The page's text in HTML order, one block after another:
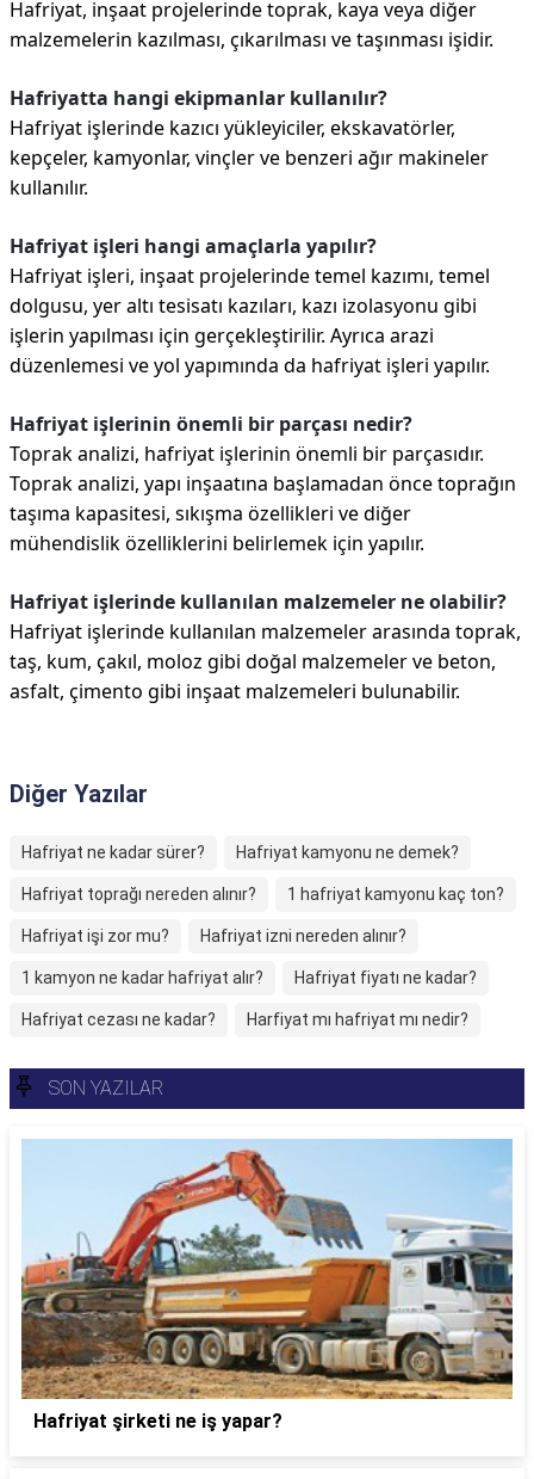
Hafriyat, inşaat projelerinde toprak, kaya veya diğer
malzemelerin kazılması, çıkarılması ve taşınması işidir.
Hafriyatta hangi ekipmanlar kullanılır?
Hafriyat işlerinde kazıcı yükleyiciler, ekskavatörler,
kepçeler, kamyonlar, vinçler ve benzeri ağır makineler
kullanılır.
Hafriyat işleri hangi amaçlarla yapılır?
Hafriyat işleri, inşaat projelerinde temel kazımı, temel
dolgusu, yer altı tesisatı kazıları, kazı izolasyonu gibi
işlerin yapılması için gerçekleştirilir. Ayrıca arazi
düzenlemesi ve yol yapımında da hafriyat işleri yapılır.
Hafriyat işlerinin önemli bir parçası nedir?
Toprak analizi, hafriyat işlerinin önemli bir parçasıdır.
Toprak analizi, yapı inşaatına başlamadan önce toprağın
taşıma kapasitesi, sıkışma özellikleri ve diğer
mühendislik özelliklerini belirlemek için yapılır.
Hafriyat işlerinde kullanılan malzemeler ne olabilir?
Hafriyat işlerinde kullanılan malzemeler arasında toprak,
taş, kum, çakıl, moloz gibi doğal malzemeler ve beton,
asfalt, çimento gibi inşaat malzemeleri bulunabilir.
Diğer Yazılar
Hafriyat ne kadar sürer? Hafriyat kamyonu ne demek?
Hafriyat toprağı nereden alınır? 1 hafriyat kamyonu kaç ton?
Hafriyat işi zor mu? Hafriyat izni nereden alınır?
1 kamyon ne kadar hafriyat alır? Hafriyat fiyatı ne kadar?
Hafriyat cezası ne kadar? Harfiyat mı hafriyat mı nedir?
SON YAZILAR
Hafriyat şirketi ne iş yapar?